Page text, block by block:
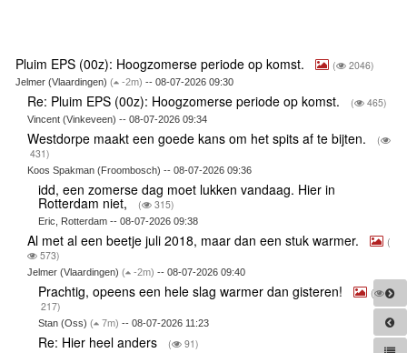
Pluim EPS (00z): Hoogzomerse periode op komst. ( 2046)
Jelmer (Vlaardingen) ( -2m) -- 08-07-2026 09:30
Re: Pluim EPS (00z): Hoogzomerse periode op komst. ( 465)
Vincent (Vinkeveen) -- 08-07-2026 09:34
Westdorpe maakt een goede kans om het spits af te bijten.
(
431)
Koos Spakman (Froombosch) -- 08-07-2026 09:36
idd, een zomerse dag moet lukken vandaag. Hier in
Rotterdam niet, ( 315)
Eric, Rotterdam -- 08-07-2026 09:38
Al met al een beetje juli 2018, maar dan een stuk warmer.
(
573)
Jelmer (Vlaardingen) ( -2m) -- 08-07-2026 09:40
Prachtig, opeens een hele slag warmer dan gisteren!
(
217)
Stan (Oss)( 7m) -- 08-07-2026 11:23
Re: Hier heel anders ( 91)